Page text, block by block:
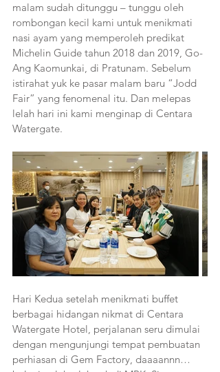
malam sudah ditunggu – tunggu oleh
rombongan kecil kami untuk menikmati
nasi ayam yang memperoleh predikat
Michelin Guide tahun 2018 dan 2019, Go-
Ang Kaomunkai, di Pratunam. Sebelum
istirahat yuk ke pasar malam baru “Jodd
Fair” yang fenomenal itu. Dan melepas
lelah hari ini kami menginap di Centara
Watergate.
Hari Kedua setelah menikmati buffet
berbagai hidangan nikmat di Centara
Watergate Hotel, perjalanan seru dimulai
dengan mengunjungi tempat pembuatan
perhiasan di Gem Factory, daaaannn…